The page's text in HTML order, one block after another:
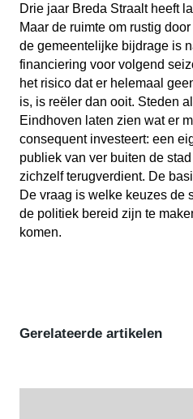
Drie jaar Breda Straalt heeft
Maar de ruimte om rustig
de gemeentelijke bijdrage is
financiering voor volgend
het risico dat er helemaal
is, is reëler dan ooit. Steden
Eindhoven laten zien wat er
consequent investeert: een
publiek van ver buiten de
zichzelf terugverdient. De
De vraag is welke keuzes de
de politiek bereid zijn te
komen.
Gerelateerde artikelen